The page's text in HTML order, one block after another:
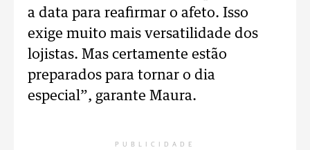
a data para reafirmar o afeto. Isso
exige muito mais versatilidade dos
lojistas. Mas certamente estão
preparados para tornar o dia
especial”, garante Maura.
PUBLICIDADE